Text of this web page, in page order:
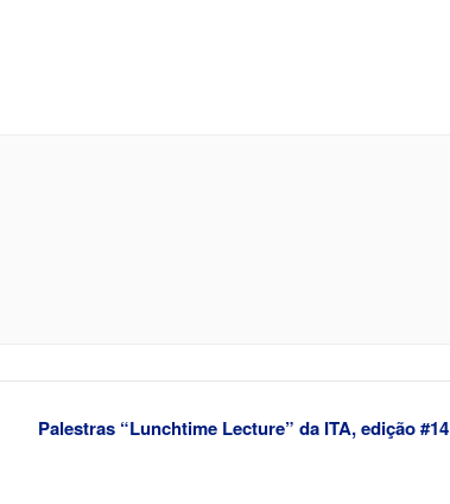
Palestras “Lunchtime Lecture” da ITA, edição #14